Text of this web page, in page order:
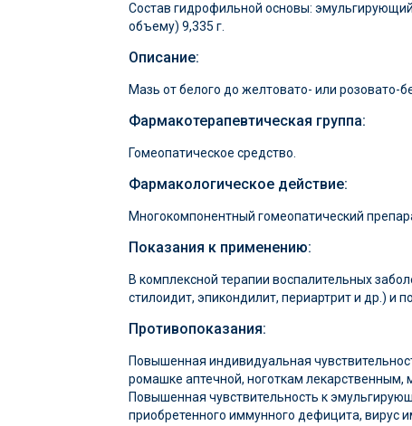
Состав гидрофильной основы: эмульгирующий
объему) 9,335 г.
Описание:
Мазь от белого до желтовато- или розовато-
Фармакотерапевтическая группа:
Гомеопатическое средство.
Фармакологическое действие:
Многокомпонентный гомеопатический
Показания к применению:
В комплексной терапии воспалительных
стилоидит, эпикондилит, периартрит и др.) и
Противопоказания:
Повышенная индивидуальная
ромашке аптечной, ноготкам лекарственным,
Повышенная чувствительность к
приобретенного иммунного дефицита, вирус